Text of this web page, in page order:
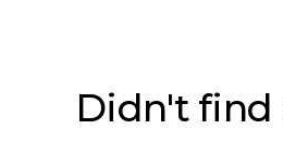
Didn't find